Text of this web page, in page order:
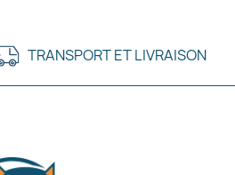
TRANSPORT ET LIVRAISON